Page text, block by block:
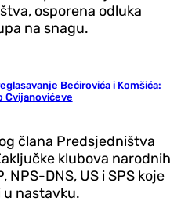
osporena odluka
na snagu.
Bećirovića i Komšića:
Cvijanovićeve
člana Predsjedništva
klubova narodnih
NPS-DNS, US i SPS koje
nastavku.